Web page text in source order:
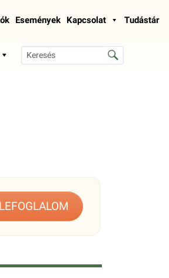
Események Kapcsolat Tudástár